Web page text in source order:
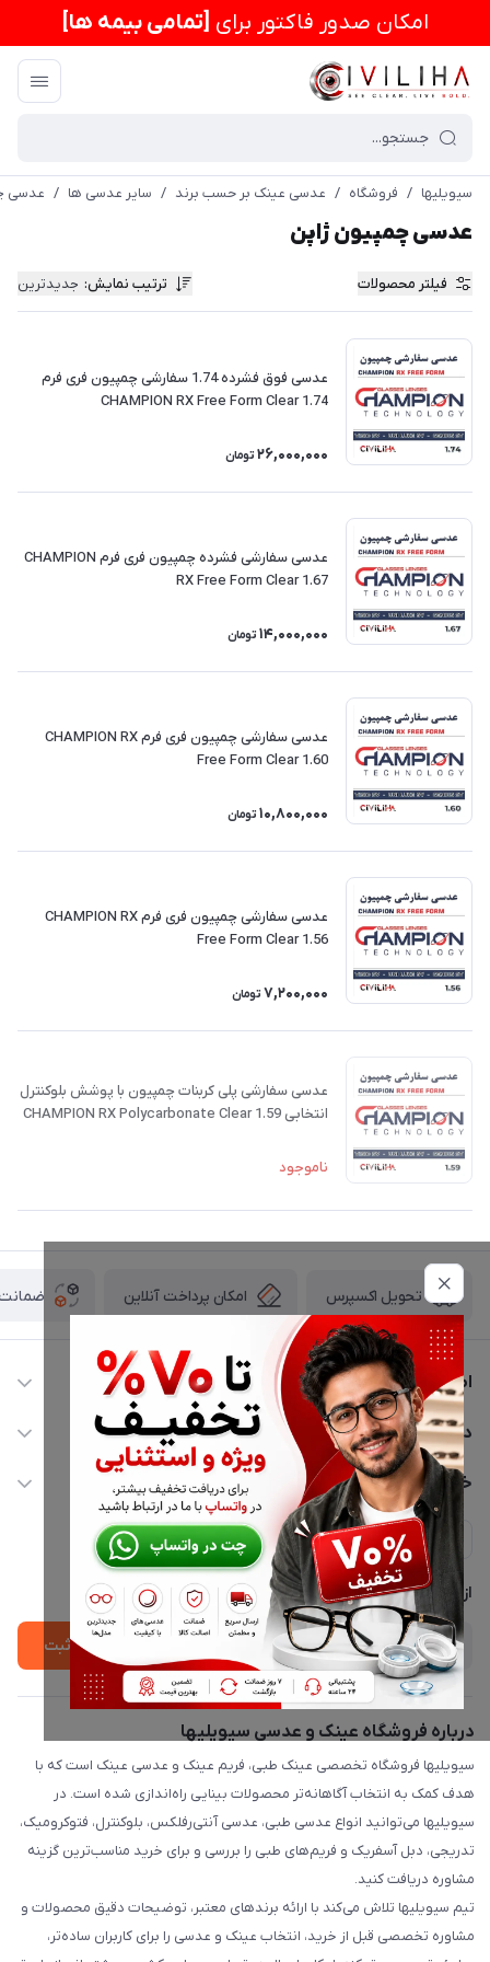
امكان صدور فاکتور برای [تمامی بیمه ها]
سیویلیها / فروشگاه / عدسی عینک بر حسب برند / سایر عدسی ها / عدسی
عدسی چمپیون ژاپن
فیلتر محصولات ترتیب نمایش: جدیدترین
عدسی فوق فشرده 1.74 سفارشی چمپیون فری فرم
CHAMPION RX Free Form Clear 1.74
26,000,000 تومان
عدسی سفارشی فشرده چمپیون فری فرم CHAMPION
RX Free Form Clear 1.67
14,000,000 تومان
عدسی سفارشی چمپیون فری فرم CHAMPION RX
Free Form Clear 1.60
10,800,000 تومان
عدسی سفارشی چمپیون فری فرم CHAMPION RX
Free Form Clear 1.56
7,200,000 تومان
عدسی سفارشی پلی کربنات چمپیون با پوشش بلوکنترل
انتخابی CHAMPION RX Polycarbonate Clear 1.59
ناموجود
تحویل اکسپرس امکان پرداخت آنلاین ضمانت
اطلاعات تماس
02177116909
info@civiliha.com
ارسال فوری در تهران + ارسال به سراسر کشور
دسترسی سریع
حساب کاربری
مجله فروشگاه
لیست محصولات
درباره ما
خدمات مشتریان
حریم خصوصی
پشتیبانی واتساپ 09397003162
از جدید‌ترین تخفیف‌ها با‌ خبر شوید
ثبت
درباره فروشگاه عینک و عدسی سیویلیها
سیویلیها فروشگاه تخصصی عینک طبی، فریم عینک و عدسی عینک است که با
هدف کمک به انتخاب آگاهانه‌تر محصولات بینایی راه‌اندازی شده است. در
سیویلیها می‌توانید انواع عدسی طبی، عدسی آنتی‌رفلکس، بلوکنترل، فتوکرومیک،
تدریجی، دبل آسفریک و فریم‌های طبی را بررسی و برای خرید مناسب‌ترین گزینه
مشاوره دریافت کنید.
تیم سیویلیها تلاش می‌کند با ارائه برندهای معتبر، توضیحات دقیق محصولات و
مشاوره تخصصی قبل از خرید، انتخاب عینک و عدسی را برای کاربران ساده‌تر،